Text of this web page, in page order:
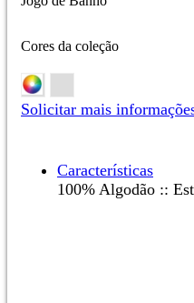
Cores da coleção
Solicitar mais
Características
100% Algodão ::